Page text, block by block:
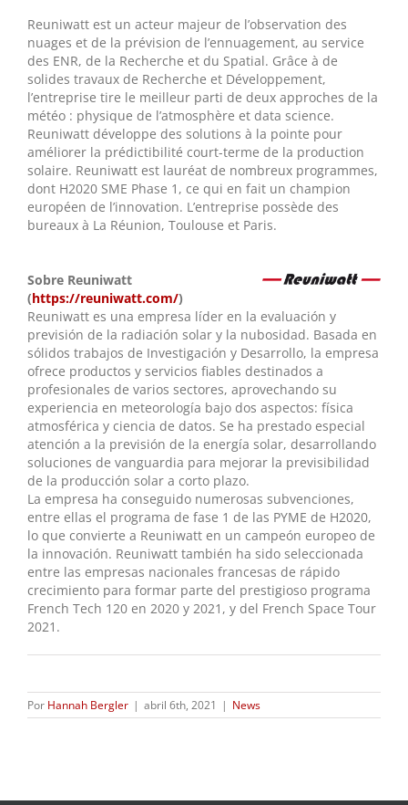
Reuniwatt est un acteur majeur de l’observation des
nuages et de la prévision de l’ennuagement, au service
des ENR, de la Recherche et du Spatial. Grâce à de
solides travaux de Recherche et Développement,
l’entreprise tire le meilleur parti de deux approches de la
météo : physique de l’atmosphère et data science.
Reuniwatt développe des solutions à la pointe pour
améliorer la prédictibilité court-terme de la production
solaire. Reuniwatt est lauréat de nombreux programmes,
dont H2020 SME Phase 1, ce qui en fait un champion
européen de l’innovation. L’entreprise possède des
bureaux à La Réunion, Toulouse et Paris.
Sobre Reuniwatt
(https://reuniwatt.com/)
Reuniwatt es una empresa líder en la evaluación y
previsión de la radiación solar y la nubosidad. Basada en
sólidos trabajos de Investigación y Desarrollo, la empresa
ofrece productos y servicios fiables destinados a
profesionales de varios sectores, aprovechando su
experiencia en meteorología bajo dos aspectos: física
atmosférica y ciencia de datos. Se ha prestado especial
atención a la previsión de la energía solar, desarrollando
soluciones de vanguardia para mejorar la previsibilidad
de la producción solar a corto plazo.
La empresa ha conseguido numerosas subvenciones,
entre ellas el programa de fase 1 de las PYME de H2020,
lo que convierte a Reuniwatt en un campeón europeo de
la innovación. Reuniwatt también ha sido seleccionada
entre las empresas nacionales francesas de rápido
crecimiento para formar parte del prestigioso programa
French Tech 120 en 2020 y 2021, y del French Space Tour
2021.
Por Hannah Bergler | abril 6th, 2021 | News